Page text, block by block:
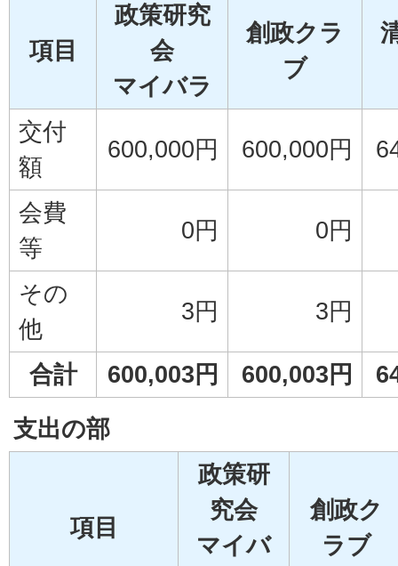
項目
政策研究
会
マイバラ
創政クラ
ブ
交付
額
600,000円 600,000円
会費
等
0円 0円
その
他
3円 3円
合計 600,003円 600,003円
支出の部
項目
政策研
究会
マイバ
創政ク
ラブ